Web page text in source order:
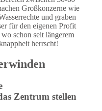
Großkonzerne wie
und graben
für den eigenen Profit
schon seit längerem
herrscht!
Zentrum stellen